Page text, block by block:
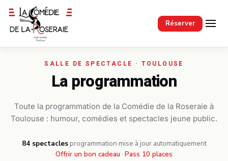
Réserver
Passer au contenu principal
La programmation
Toute la programmation de la Comédie de la Roseraie à
Toulouse : humour, comédies et spectacles jeune public.
84 spectacles· programmation mise à jour automatiquement
Offrir un bon cadeau · Pass 10 places